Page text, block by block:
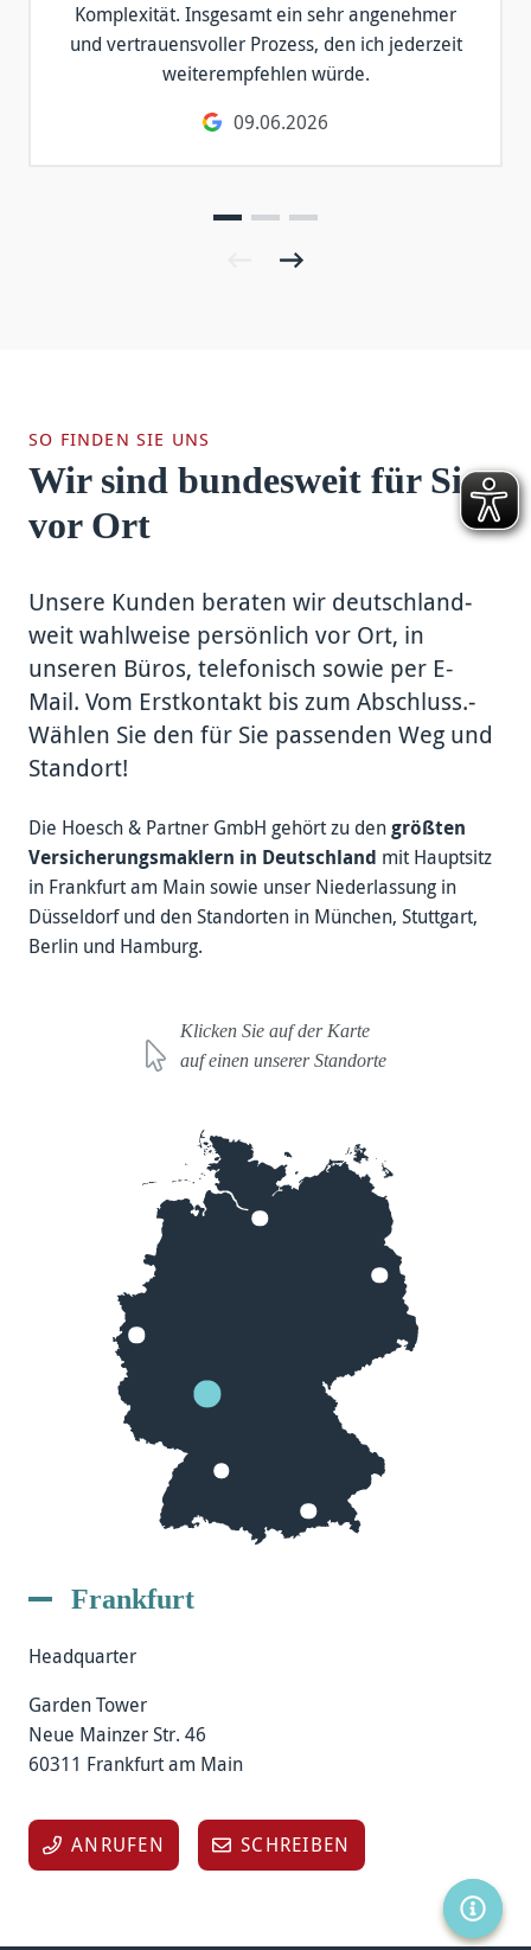
Komplexität. Insgesamt ein sehr angenehmer
und vertrauensvoller Prozess, den ich jederzeit
weiterempfehlen würde.
09.06.2026
SO FINDEN SIE UNS
Wir sind bundesweit für Sie
vor Ort
Unsere Kunden be­raten wir deutsch­land­
weit wahl­weise per­sönlich vor Ort,­ in
unseren Büros, tele­fonisch sowie per E-
Mail.­ Vom Erst­kon­takt bis zum Ab­schluss.­
Wählen Sie den für Sie pas­senden Weg und
Stand­ort!­
Die Hoesch & Partner GmbH ge­hört zu dengröß­ten
Ver­sicher­ungs­maklern in Deutsch­land mit Haupt­sitz
in Frankfurt am Main sowie unser Niederlassung in
Düsseldorf und den Standorten in München, Stutt­gart,
Berlin und Hamburg.
Klicken Sie auf der Karte
auf einen unserer Standorte
Frankfurt
Headquarter
Garden Tower
Neue Mainzer Str. 46
60311 Frankfurt am Main
ANRUFEN SCHREIBEN